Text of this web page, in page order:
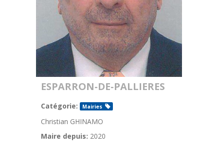
ESPARRON-DE-PALLIERES
Catégorie: Mairies
Christian GHINAMO
Maire depuis: 2020